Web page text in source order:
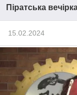
Піратська
15.02.2024